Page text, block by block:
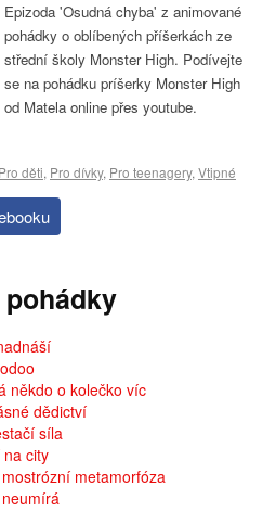
Epizoda 'Osudná chyba' z animované
pohádky o oblíbených příšerkách ze
střední školy Monster High. Podívejte
se na pohádku príšerky Monster High
od Matela online přes youtube.
Pro děti, Pro dívky, Pro teenagery, Vtipné
někdo o kolečko víc
dědictví
síla
city
metamorfóza